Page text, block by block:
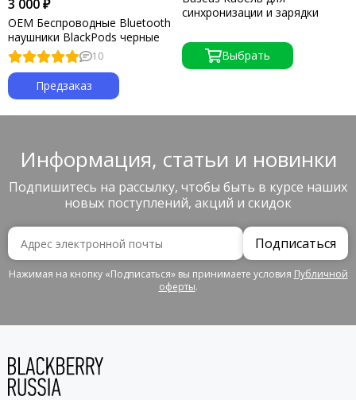
3 000 ₽
OEM Беспроводные Bluetooth
наушники BlackPods черные
10
Предзаказ
синхронизации и зарядки
Выбрать
Информация, статьи и новинки
Подпишитесь на рассылку, чтобы быть в курсе наших
новых поступлений, акций и скидок
Подписаться
Нажимая на кнопку «Подписаться» вы принимаете условия Публичной
оферты.